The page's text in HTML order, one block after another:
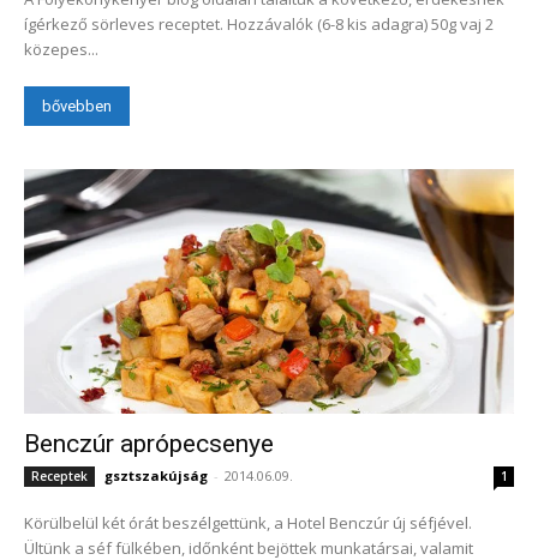
ígérkező sörleves receptet. Hozzávalók (6-8 kis adagra) 50g vaj 2
közepes...
bővebben
Benczúr aprópecsenye
Receptek gsztszakújság - 2014.06.09. 1
Körülbelül két órát beszélgettünk, a Hotel Benczúr új séfjével.
Ültünk a séf fülkében, időnként bejöttek munkatársai, valamit